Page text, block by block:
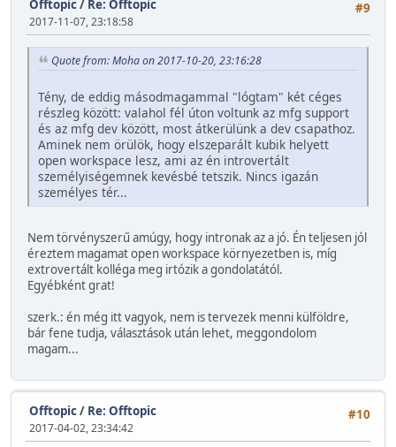
#9
Offtopic/ Re: Offtopic
2017-11-07, 23:18:58
Quote from: Moha on 2017-10-20, 23:16:28
Tény, de eddig másodmagammal "lógtam" két céges
részleg között: valahol fél úton voltunk az mfg support
és az mfg dev között, most átkerülünk a dev csapathoz.
Aminek nem örülök, hogy elszeparált kubik helyett
open workspace lesz, ami az én introvertált
személyiségemnek kevésbé tetszik. Nincs igazán
személyes tér...
Nem törvényszerű amúgy, hogy intronak az a jó. Én teljesen jól
éreztem magamat open workspace környezetben is, míg
extrovertált kolléga meg irtózik a gondolatától.
Egyébként grat!
szerk.: én még itt vagyok, nem is tervezek menni külföldre,
bár fene tudja, választások után lehet, meggondolom
magam...
#10
Offtopic/ Re: Offtopic
2017-04-02, 23:34:42